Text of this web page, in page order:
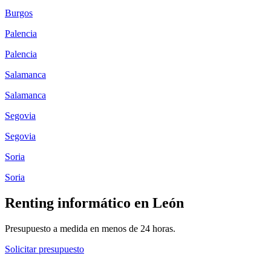
Burgos
Palencia
Palencia
Salamanca
Salamanca
Segovia
Segovia
Soria
Soria
Renting informático en León
Presupuesto a medida en menos de 24 horas.
Solicitar presupuesto